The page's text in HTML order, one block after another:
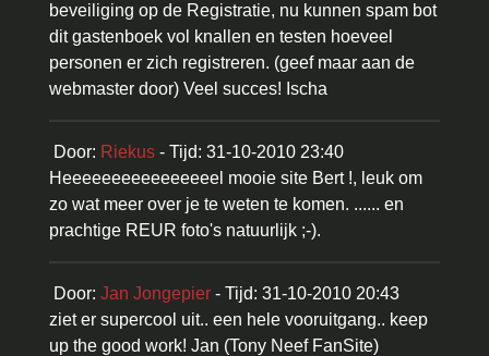
beveiliging op de Registratie, nu kunnen spam bot
dit gastenboek vol knallen en testen hoeveel
personen er zich registreren. (geef maar aan de
webmaster door) Veel succes! Ischa
Door: Riekus - Tijd: 31-10-2010 23:40
Heeeeeeeeeeeeeeeel mooie site Bert !, leuk om
zo wat meer over je te weten te komen. ...... en
prachtige REUR foto's natuurlijk ;-).
Door: Jan Jongepier - Tijd: 31-10-2010 20:43
ziet er supercool uit.. een hele vooruitgang.. keep
up the good work! Jan (Tony Neef FanSite)